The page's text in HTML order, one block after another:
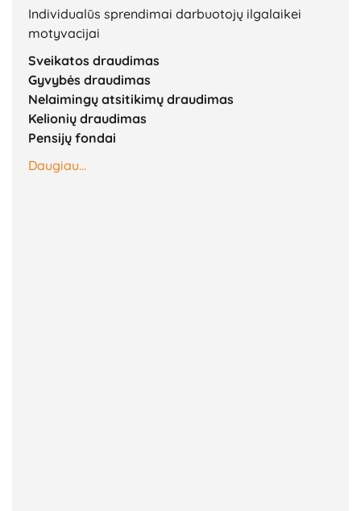
Individualūs sprendimai darbuotojų ilgalaikei
motyvacijai
Sveikatos draudimas
Gyvybės draudimas
Nelaimingų atsitikimų draudimas
Kelionių draudimas
Pensijų fondai
Daugiau...